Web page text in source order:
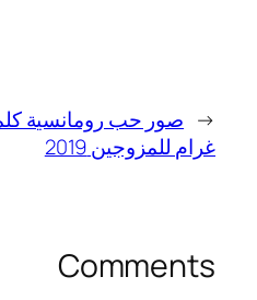
← صور حب رومانسية
غرام للمزوجين 2019
Comments